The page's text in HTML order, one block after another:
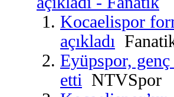
Kocaelispor
açıkladı
Eyüpspor,
etti NTVSpor